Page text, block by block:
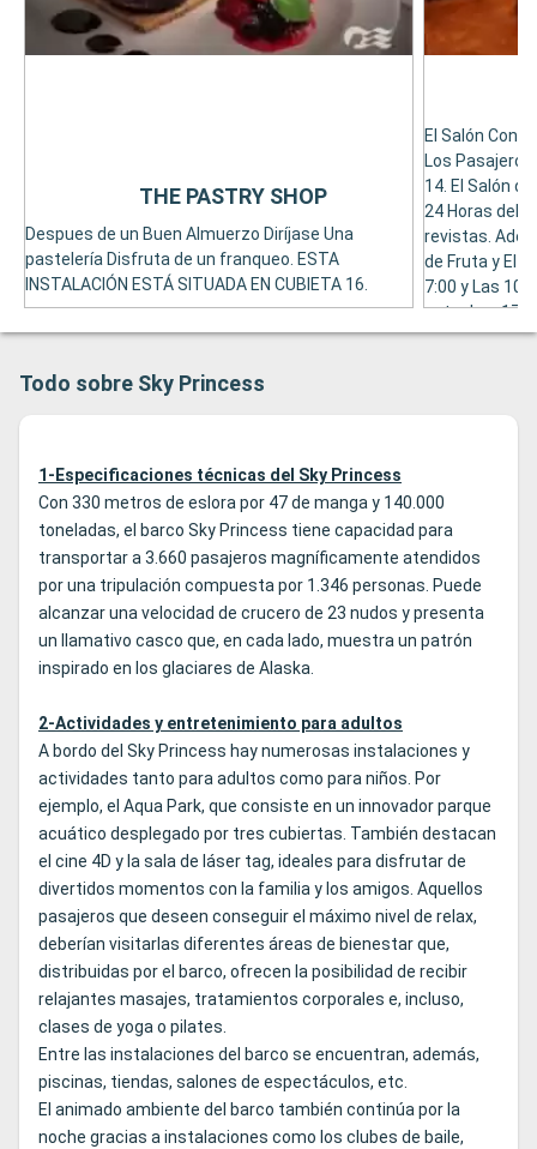
Despues de un Buen Almuerzo Diríjase Una
pastelería Disfruta de un franqueo. ESTA
INSTALACIÓN ESTÁ SITUADA EN CUBIETA 16.
THE PASTRY SHOP
El Salón
Los
14. El Salón
24 Horas del
revistas.
de Fruta y El
7:00 y Las
entre Las 17:
Disponible
Todo sobre Sky Princess
1-Especificaciones técnicas del Sky Princess
Con 330 metros de eslora por 47 de manga y 140.000
toneladas, el barco Sky Princess tiene capacidad para
transportar a 3.660 pasajeros magníficamente atendidos
por una tripulación compuesta por 1.346 personas. Puede
alcanzar una velocidad de crucero de 23 nudos y presenta
un llamativo casco que, en cada lado, muestra un patrón
inspirado en los glaciares de Alaska.
2-Actividades y entretenimiento para adultos
A bordo del Sky Princess hay numerosas instalaciones y
actividades tanto para adultos como para niños. Por
ejemplo, el Aqua Park, que consiste en un innovador parque
acuático desplegado por tres cubiertas. También destacan
el cine 4D y la sala de láser tag, ideales para disfrutar de
divertidos momentos con la familia y los amigos. Aquellos
pasajeros que deseen conseguir el máximo nivel de relax,
deberían visitarlas diferentes áreas de bienestar que,
distribuidas por el barco, ofrecen la posibilidad de recibir
relajantes masajes, tratamientos corporales e, incluso,
clases de yoga o pilates.
Entre las instalaciones del barco se encuentran, además,
piscinas, tiendas, salones de espectáculos, etc.
El animado ambiente del barco también continúa por la
noche gracias a instalaciones como los clubes de baile,